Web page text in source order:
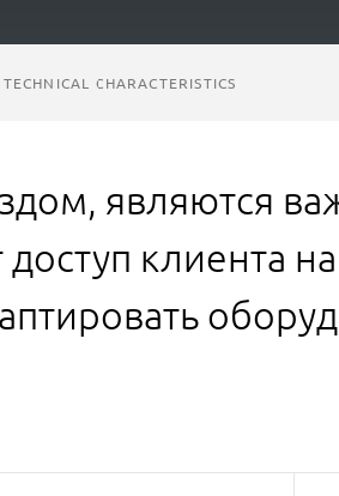
TECHNICAL CHARACTERISTICS
являются
клиента